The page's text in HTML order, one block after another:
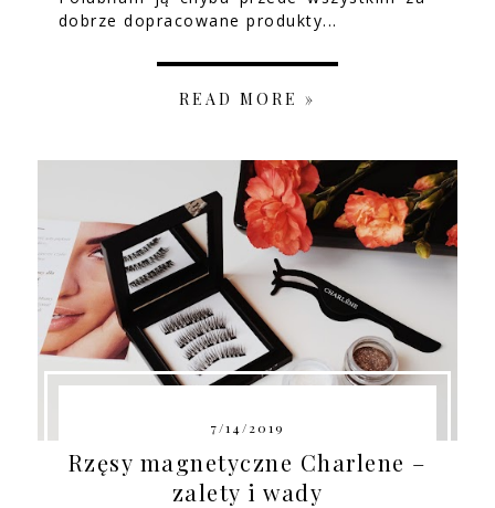
dobrze dopracowane produkty...
READ MORE »
7/14/2019
Rzęsy magnetyczne Charlene –
zalety i wady